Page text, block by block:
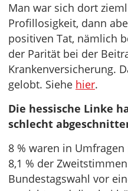
Man war sich dort
Profillosigkeit, dann
positiven Tat, nämlich
der Parität bei der
Krankenversicherung.
gelobt. Siehe hier.
Die hessische Linke
schlecht
8 % waren in
8,1 % der
Bundestagswahl vor